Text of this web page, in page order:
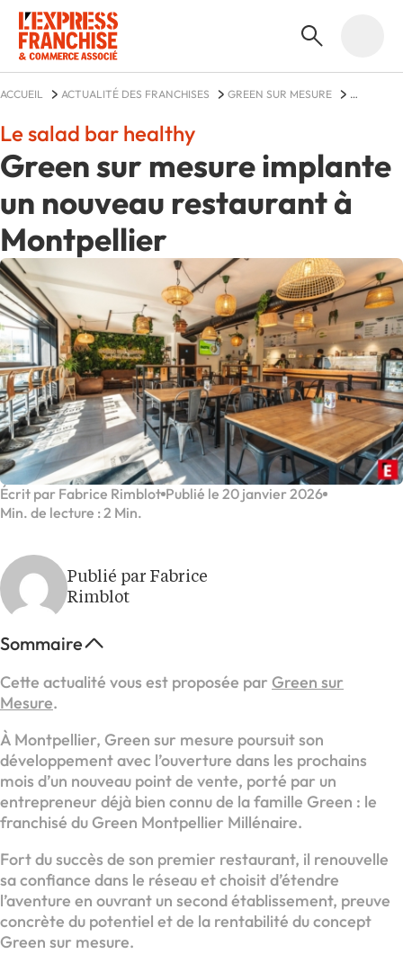
ACCUEIL ACTUALITÉ DES FRANCHISES
GREEN SUR MESURE
Green sur mesure implante
un nouveau restaurant à
Montpellier
Le salad bar healthy
Écrit par Fabrice Rimblot Publié le 20 janvier 2026
Min. de lecture : 2 Min.
Publié par Fabrice
Rimblot
Sommaire
Cette actualité vous est proposée par Green sur
Mesure.
À Montpellier, Green sur mesure poursuit son
développement avec l’ouverture dans les prochains
mois d’un nouveau point de vente, porté par un
entrepreneur déjà bien connu de la famille Green : le
franchisé du Green Montpellier Millénaire.
Fort du succès de son premier restaurant, il renouvelle
sa confiance dans le réseau et choisit d’étendre
l’aventure en ouvrant un second établissement, preuve
concrète du potentiel et de la rentabilité du concept
Green sur mesure.